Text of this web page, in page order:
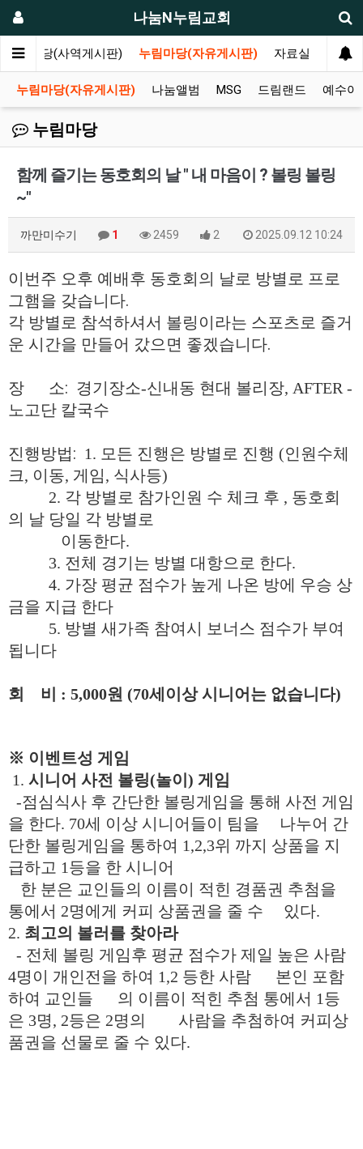
나눔N누림교회
나눔마당(사역게시판) 누림마당(자유게시판) 자료실
누림마당(자유게시판) 나눔앨범 MSG 드림랜드 예수아
누림마당
함께 즐기는 동호회의 날 " 내 마음이 ? 볼링 볼링
~"
까만미수기 1 2459 2 2025.09.12 10:24
이번주 오후 예배후 동호회의 날로 방별로 프로
그햄을 갖습니다.
각 방별로 참석하셔서 볼링이라는 스포츠로 즐거
운 시간을 만들어 갔으면 좋겠습니다.
장 소: 경기장소-신내동 현대 볼리장, AFTER -
노고단 칼국수
진행방법: 1. 모든 진행은 방별로 진행 (인원수체
크, 이동, 게임, 식사등)
2. 각 방별로 참가인원 수 체크 후 , 동호회
의 날 당일 각 방별로
이동한다.
3. 전체 경기는 방별 대항으로 한다.
4. 가장 평균 점수가 높게 나온 방에 우승 상
금을 지급 한다
5. 방별 새가족 참여시 보너스 점수가 부여
됩니다
회 비 : 5,000원 (70세이상 시니어는 없습니다)
※ 이벤트성 게임
1. 시니어 사전 볼링(놀이 ) 게임
-점심식사 후 간단한 볼링게임을 통해 사전 게임
을 한다. 70세 이상 시니어들이 팀을 나누어 간
단한 볼링게임을 통하여 1,2,3위 까지 상품을 지
급하고 1등을 한 시니어
한 분은 교인들의 이름이 적힌 경품권 추첨을
통에서 2명에게 커피 상품권을 줄 수 있다.
2. 최고의 볼러를 찾아라
- 전체 볼링 게임후 평균 점수가 제일 높은 사람
4명이 개인전을 하여 1,2 등한 사람 본인 포함
하여 교인들 의 이름이 적힌 추첨 통에서 1등
은 3명, 2등은 2명의 사람을 추첨하여 커피상
품권을 선물로 줄 수 있다.